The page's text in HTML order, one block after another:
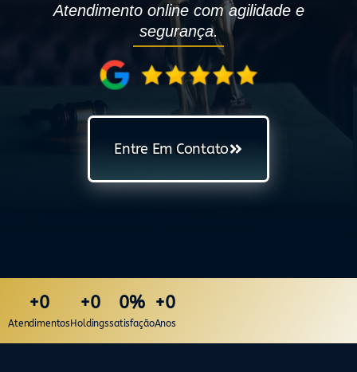
Atendimento online com agilidade e
segurança.
Entre Em Contato
Atendimentos
+0
Holdings
+0
satisfação
0%
Anos
+0